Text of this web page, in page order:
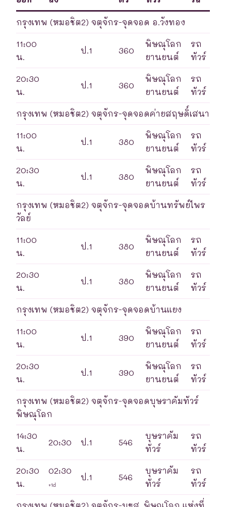
กรุงเทพ (หมอชิต2) จตุจักร-จุดจอด อ.วังทอง
11:00
น.
ป.1 360
พิษณุโลก
ยานยนต์
รถ
ทัวร์
20:30
น.
ป.1 360
พิษณุโลก
ยานยนต์
รถ
ทัวร์
กรุงเทพ (หมอชิต2) จตุจักร-จุดจอดค่ายสฤษดิ์เสนา
11:00
น.
ป.1 380
พิษณุโลก
ยานยนต์
รถ
ทัวร์
20:30
น.
ป.1 380
พิษณุโลก
ยานยนต์
รถ
ทัวร์
กรุงเทพ (หมอชิต2) จตุจักร-จุดจอดบ้านทรัพย์ไพร
วัลย์
11:00
น.
ป.1 380
พิษณุโลก
ยานยนต์
รถ
ทัวร์
20:30
น.
ป.1 380
พิษณุโลก
ยานยนต์
รถ
ทัวร์
กรุงเทพ (หมอชิต2) จตุจักร-จุดจอดบ้านแยง
11:00
น.
ป.1 390
พิษณุโลก
ยานยนต์
รถ
ทัวร์
20:30
น.
ป.1 390
พิษณุโลก
ยานยนต์
รถ
ทัวร์
กรุงเทพ (หมอชิต2) จตุจักร-จุดจอดบุษราคัมทัวร์
พิษณุโลก
14:30
น.
20:30 ป.1 546
บุษราคัม
ทัวร์
รถ
ทัวร์
20:30
น.
02:30
+1d
ป.1 546
บุษราคัม
ทัวร์
รถ
ทัวร์